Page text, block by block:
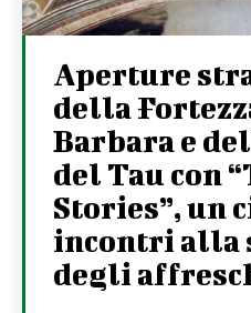
Aperture
della
Barbara e
del Tau con
Stories”, un
incontri alla
degli